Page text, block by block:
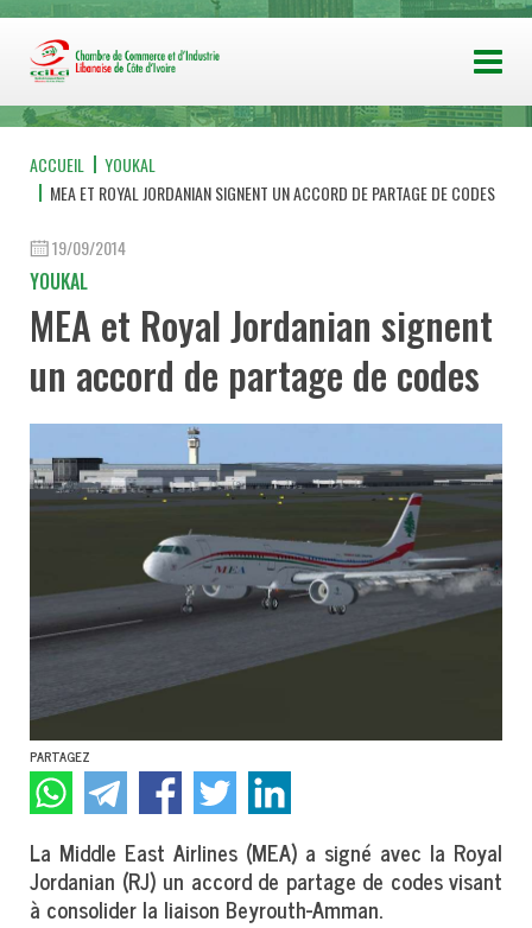
ACCUEIL
YOUKAL
MEA ET ROYAL JORDANIAN SIGNENT UN ACCORD DE PARTAGE DE CODES
19/09/2014
YOUKAL
MEA et Royal Jordanian signent
un accord de partage de codes
PARTAGEZ
La Middle East Airlines (MEA) a signé avec la Royal
Jordanian (RJ) un accord de partage de codes visant
à consolider la liaison Beyrouth-Amman.